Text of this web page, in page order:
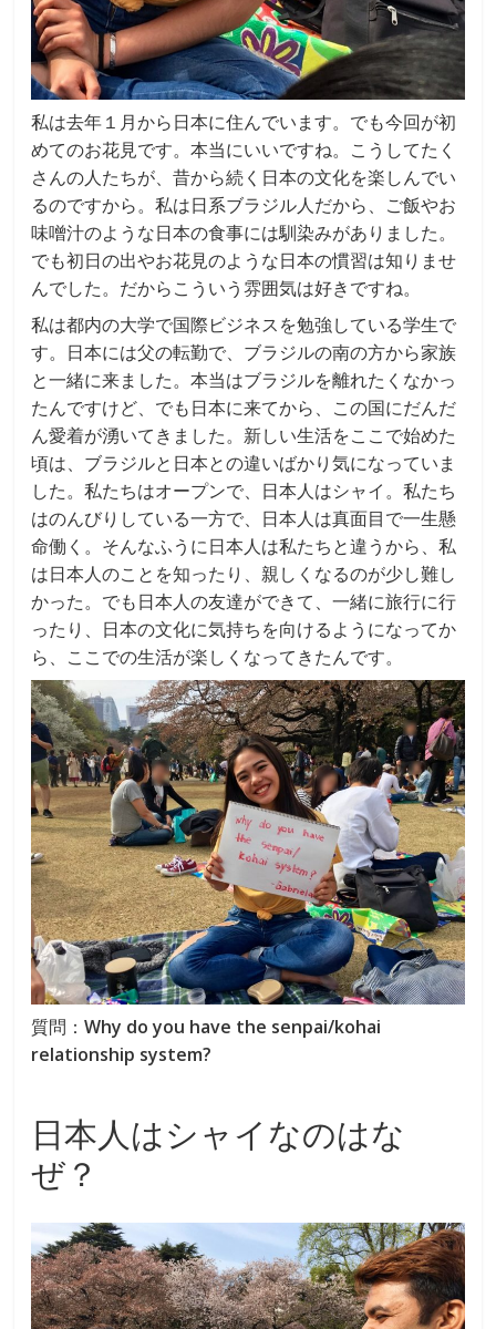
私は去年１月から日本に住んでいます。でも今回が初
めてのお花見です。本当にいいですね。こうしてたく
さんの人たちが、昔から続く日本の文化を楽しんでい
るのですから。私は日系ブラジル人だから、ご飯やお
味噌汁のような日本の食事には馴染みがありました。
でも初日の出やお花見のような日本の慣習は知りませ
んでした。だからこういう雰囲気は好きですね。
私は都内の大学で国際ビジネスを勉強している学生で
す。日本には父の転勤で、ブラジルの南の方から家族
と一緒に来ました。本当はブラジルを離れたくなかっ
たんですけど、でも日本に来てから、この国にだんだ
ん愛着が湧いてきました。新しい生活をここで始めた
頃は、ブラジルと日本との違いばかり気になっていま
した。私たちはオープンで、日本人はシャイ。私たち
はのんびりしている一方で、日本人は真面目で一生懸
命働く。そんなふうに日本人は私たちと違うから、私
は日本人のことを知ったり、親しくなるのが少し難し
かった。でも日本人の友達ができて、一緒に旅行に行
ったり、日本の文化に気持ちを向けるようになってか
ら、ここでの生活が楽しくなってきたんです。
質問：Why do you have the senpai/kohai
relationship system?
日本人はシャイなのはな
ぜ？